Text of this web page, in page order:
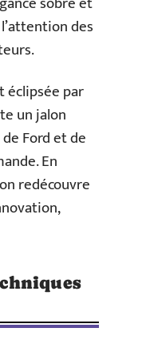
des
éclipsée par
un jalon
Ford et de
En
redécouvre